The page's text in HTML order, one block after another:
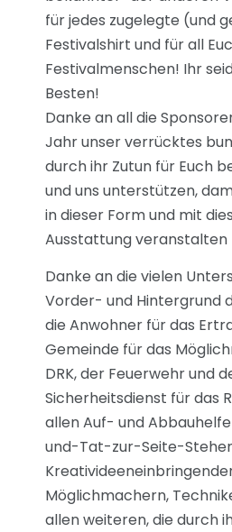
für jedes zugelegte (und
Festivalshirt und für all
Festivalmenschen! Ihr
Besten!
Danke an all die
Jahr unser verrücktes
durch ihr Zutun für Euch
und uns unterstützen,
in dieser Form und mit
Ausstattung veranstalten
Danke an die vielen
Vorder- und Hintergrund
die Anwohner für das
Gemeinde für das
DRK, der Feuerwehr und
Sicherheitsdienst für das
allen Auf- und
und-Tat-zur-Seite-
Möglichmachern,
allen weiteren, die durch